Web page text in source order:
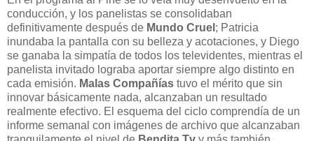
conducción, y los panelistas se consolidaban
definitivamente después de Mundo Cruel ; Patricia
inundaba la pantalla con su belleza y acotaciones, y Diego
se ganaba la simpatía de todos los televidentes, mientras el
panelista invitado lograba aportar siempre algo distinto en
cada emisión. Malas Compañías tuvo el mérito que sin
innovar básicamente nada, alcanzaban un resultado
realmente efectivo. El esquema del ciclo comprendía de un
informe semanal con imágenes de archivo que alcanzaban